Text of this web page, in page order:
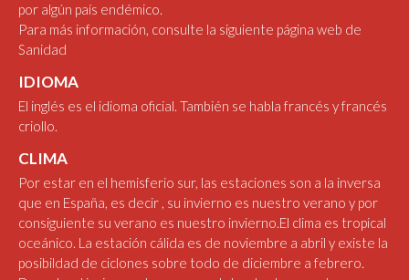
por algún país endémico.
Para más información, consulte la siguiente página web de
Sanidad
IDIOMA
El inglés es el idioma oficial. También se habla francés y francés
criollo.
CLIMA
Por estar en el hemisferio sur, las estaciones son a la inversa
que en España, es decir , su invierno es nuestro verano y por
consiguiente su verano es nuestro invierno.El clima es tropical
oceánico. La estación cálida es de noviembre a abril y existe la
posibildad de ciclones sobre todo de diciembre a febrero.